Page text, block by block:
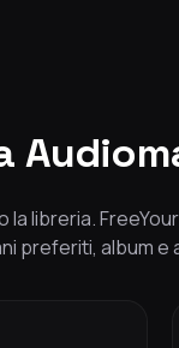
libreria.
preferiti, album e